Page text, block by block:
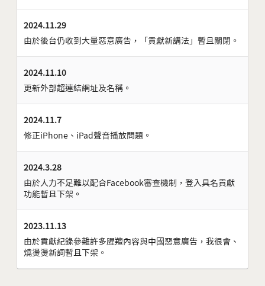
2024.11.29
由於後台仍收到大量惡意廣告，「貢獻新講法」暫且關閉。
2024.11.10
更新外部超連結網址及名稱。
2024.11.7
修正iPhone、iPad聲音播放問題。
2024.3.28
由於人力不足難以配合Facebook審查機制，登入具名貢獻
功能暫且下架。
2023.11.13
由於貢獻紀錄參雜許多腥羶內容與中國惡意廣告，我很會、
燒燙燙新詞暫且下架。